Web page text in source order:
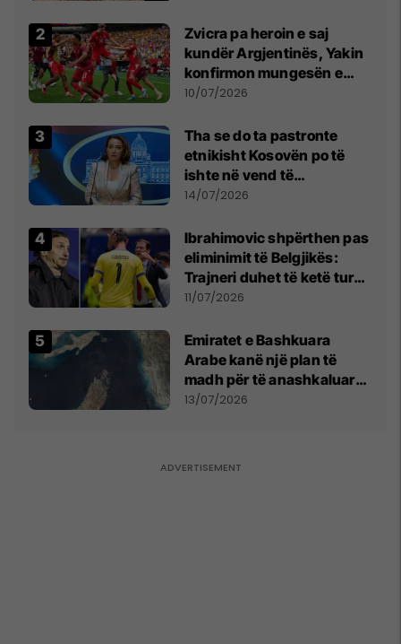
Zvicra pa heroin e saj
kundër Argjentinës, Yakin
konfirmon mungesën e
madhe
10/07/2026
Tha se do ta pastronte
etnikisht Kosovën po të
ishte në vend të
Millosheviqit, Lëvizja e
kërkon shkarkimin e
menjëhershëm të
Snezhana Paunoviq
14/07/2026
Ibrahimovic shpërthen pas
eliminimit të Belgjikës:
Trajneri duhet të ketë turp,
ai lojtar se meritoi të luante
11/07/2026
Emiratet e Bashkuara
Arabe kanë një plan të
madh për të anashkaluar
Ngushticën e Hormuzit
13/07/2026